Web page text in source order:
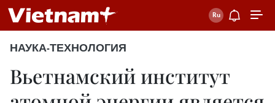
НАУКА-ТЕХНОЛОГИЯ
Вьетнамский институт